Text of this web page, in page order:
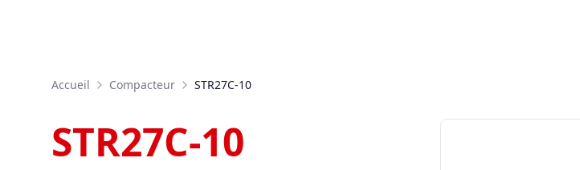
Accueil Compacteur STR27C-10
STR27C-10